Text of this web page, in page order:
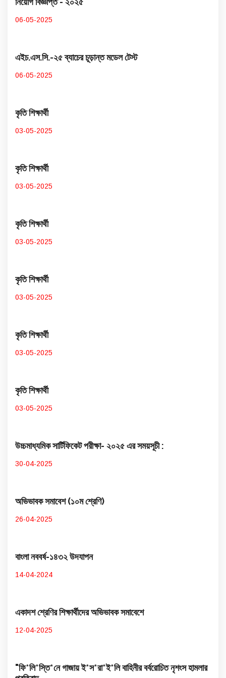
06-05-2025
এইচ.এস.সি.-২৫ ব্যাচের চূড়ান্ত মডেল টেস্ট
06-05-2025
কৃতি শিক্ষার্থী
03-05-2025
কৃতি শিক্ষার্থী
03-05-2025
কৃতি শিক্ষার্থী
03-05-2025
কৃতি শিক্ষার্থী
03-05-2025
কৃতি শিক্ষার্থী
03-05-2025
কৃতি শিক্ষার্থী
03-05-2025
উচ্চমাধ্যমিক সার্টিফিকেট পরীক্ষা- ২০২৫ এর সময়সূচী :
30-04-2025
অভিভাবক সমাবেশ (১০ম শ্রেণি)
26-04-2025
বাংলা নববর্ষ-১৪৩২ উদযাপন
14-04-2024
একাদশ শ্রেণির শিক্ষার্থীদের অভিভাবক সমাবেশে
12-04-2025
"ফি*লি*স্তি*নে গাজায় ই*স*রা*ই*লি বাহিনীর বর্বরোচিত নৃশংস হামলার